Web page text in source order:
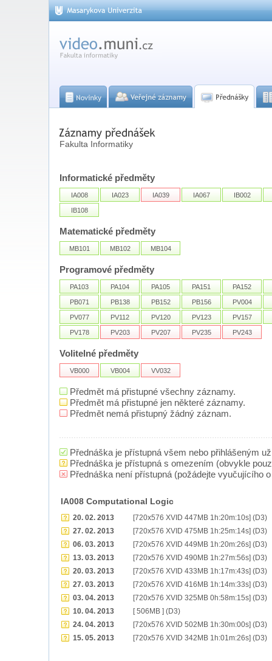
Fakulta Informatiky
Informatické předměty
IA008 IA023 IA039 IA067 IB002
IB108
Matematické předměty
MB101 MB102 MB104
Programové předměty
PA103 PA104 PA105 PA151 PA152
PB071 PB138 PB152 PB156 PV004
PV077 PV112 PV120 PV123 PV157
PV178 PV203 PV207 PV235 PV243
Volitelné předměty
VB000 VB004 VV032
Předmět má přistupné všechny záznamy.
Předmět má přistupné jen některé záznamy.
Předmět nemá přistupný žádný záznam.
Přednáška je přístupná všem nebo přihlášeným
Přednáška je přístupná s omezením (obvykle
Přednáška není přístupná (požádejte vyučujícího
IA008 Computational Logic
20. 02. 2013
[720x576 XVID 447MB 1h:20m:10s] (D3)
27. 02. 2013
[720x576 XVID 475MB 1h:25m:14s] (D3)
06. 03. 2013
[720x576 XVID 449MB 1h:20m:26s] (D3)
13. 03. 2013
[720x576 XVID 490MB 1h:27m:56s] (D3)
20. 03. 2013
[720x576 XVID 433MB 1h:17m:43s] (D3)
27. 03. 2013
[720x576 XVID 416MB 1h:14m:33s] (D3)
03. 04. 2013
[720x576 XVID 325MB 0h:58m:15s] (D3)
10. 04. 2013
[ 506MB ] (D3)
24. 04. 2013
[720x576 XVID 502MB 1h:30m:00s] (D3)
15. 05. 2013
[720x576 XVID 342MB 1h:01m:26s] (D3)